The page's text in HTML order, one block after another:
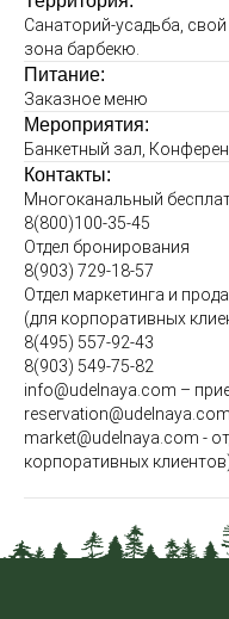
Санаторий-усадьба,
зона барбекю.
Питание:
Заказное меню
Мероприятия:
Банкетный зал,
Контакты:
Многоканальный
8(800)100-35-45
Отдел бронирования
8(903) 729-18-57
Отдел маркетинга и
(для корпоративных
8(495) 557-92-43
8(903) 549-75-82
info@udelnaya.com –
market@udelnaya.com -
корпоративных